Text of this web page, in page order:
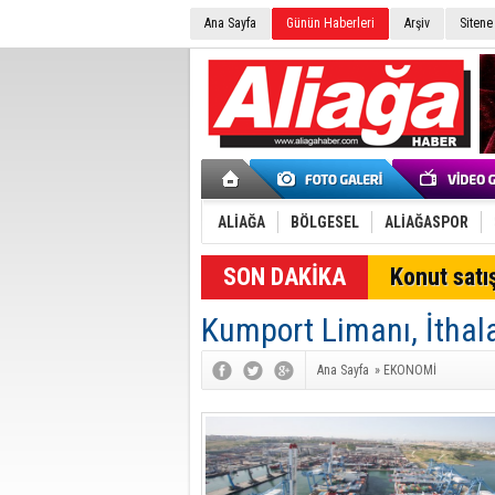
Ana Sayfa Günün Haberleri Arşiv
ALİAĞA BÖLGESEL ALİAĞASPOR
SON DAKİKA Konut
Kumport Limanı,
Ana Sayfa » EKONOMİ